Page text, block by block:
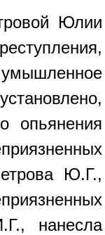
Юлии
умышленное
опьянения
Ю.Г.,
нанесла